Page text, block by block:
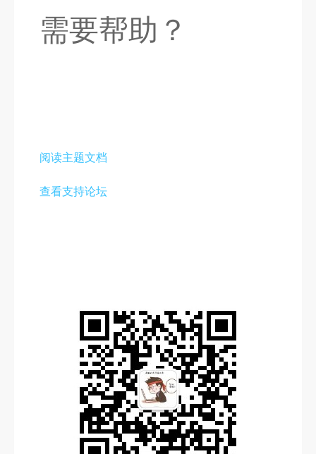
需要帮助？
阅读主题文档
查看支持论坛